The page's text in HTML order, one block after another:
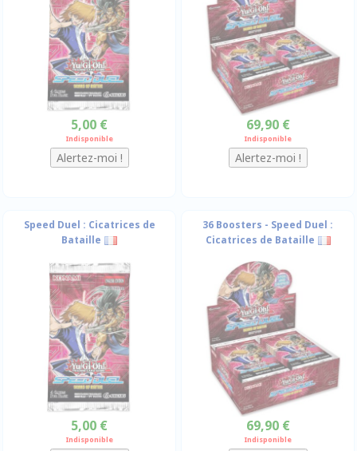
5,00 €
Indisponible
69,90 €
Indisponible
Speed Duel : Cicatrices de
Bataille
5,00 €
Indisponible
36 Boosters - Speed Duel :
Cicatrices de Bataille
69,90 €
Indisponible